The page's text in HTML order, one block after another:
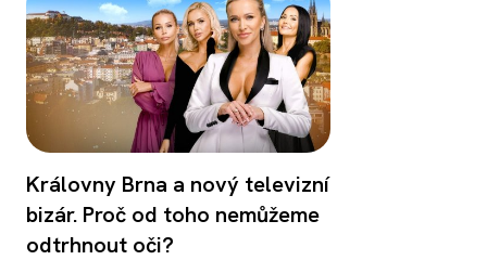
Královny Brna a nový televizní
bizár. Proč od toho nemůžeme
odtrhnout oči?